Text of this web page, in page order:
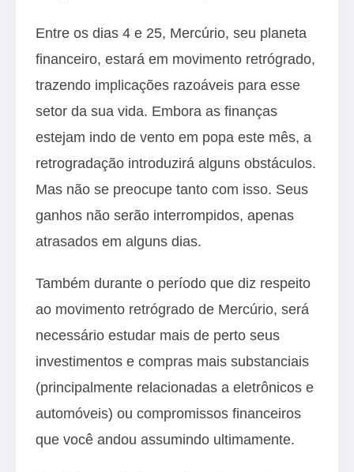
Entre os dias 4 e 25, Mercúrio, seu planeta
financeiro, estará em movimento retrógrado,
trazendo implicações razoáveis para esse
setor da sua vida. Embora as finanças
estejam indo de vento em popa este mês, a
retrogradação introduzirá alguns obstáculos.
Mas não se preocupe tanto com isso. Seus
ganhos não serão interrompidos, apenas
atrasados em alguns dias.
Também durante o período que diz respeito
ao movimento retrógrado de Mercúrio, será
necessário estudar mais de perto seus
investimentos e compras mais substanciais
(principalmente relacionadas a eletrônicos e
automóveis) ou compromissos financeiros
que você andou assumindo ultimamente.